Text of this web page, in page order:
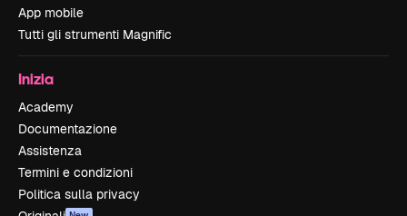
App mobile
Tutti gli strumenti Magnific
Inizia
Academy
Documentazione
Assistenza
Termini e condizioni
Politica sulla privacy